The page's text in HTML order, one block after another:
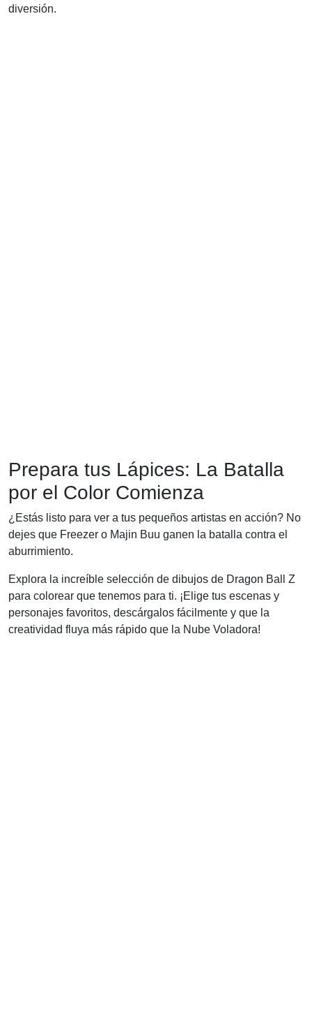
diversión.
Prepara tus Lápices: La Batalla
por el Color Comienza
¿Estás listo para ver a tus pequeños artistas en acción? No
dejes que Freezer o Majin Buu ganen la batalla contra el
aburrimiento.
Explora la increíble selección de dibujos de Dragon Ball Z
para colorear que tenemos para ti. ¡Elige tus escenas y
personajes favoritos, descárgalos fácilmente y que la
creatividad fluya más rápido que la Nube Voladora!